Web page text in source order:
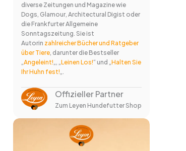
diverse Zeitungen und Magazine wie
Dogs, Glamour, Architectural Digist oder
die Frankfurter Allgemeine
Sonntagszeitung. Sie ist
Autorin zahlreicher Bücher und Ratgeber
über Tiere , darunter die Bestseller
„Angeleint! „, „Leinen Los!“ und „Halten Sie
Ihr Huhn fest!
Offizieller Partner
Zum Leyen Hundefutter Shop